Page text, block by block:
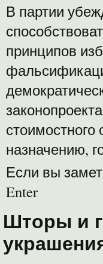
В партии
принципов
назначению,
Если вы
Enter
Шторы и